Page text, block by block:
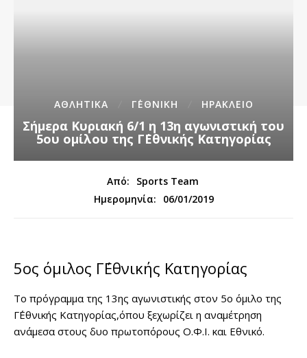
ΑΘΛΗΤΙΚΑ Γ΄ΕΘΝΙΚΗ ΗΡΑΚΛΕΙΟ
Σήμερα Κυριακή 6/1 η 13η αγωνιστική του
5ου ομίλου της Γ΄Εθνικής Κατηγορίας
Από:
Sports Team
Ημερομηνία:
06/01/2019
5ος όμιλος Γ΄Εθνικής Κατηγορίας
Το πρόγραμμα της 13ης αγωνιστικής στον 5ο όμιλο της
Γ΄Εθνικής Κατηγορίας,όπου ξεχωρίζει η αναμέτρηση
ανάμεσα στους δυο πρωτοπόρους Ο.Φ.Ι. και Εθνικό.